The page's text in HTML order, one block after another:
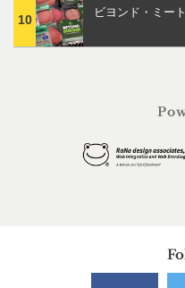
10
ビヨンド・ミー